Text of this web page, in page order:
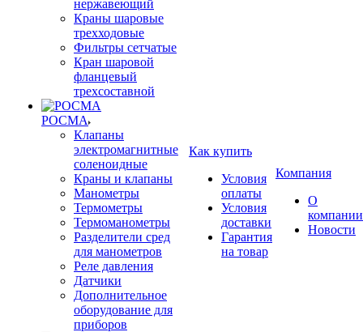
нержавеющий
Краны шаровые
трехходовые
Фильтры сетчатые
Кран шаровой
фланцевый
трехсоставной
РОСМА
Клапаны
электромагнитные
соленоидные
Краны и клапаны
Манометры
Термометры
Термоманометры
Разделители сред
для манометров
Реле давления
Датчики
Дополнительное
оборудование для
приборов
Как купить
Условия
оплаты
Условия
доставки
Гарантия
на товар
Компания
О
компании
Новости